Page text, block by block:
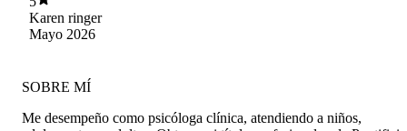
Karen ringer
Mayo 2026
SOBRE MÍ
Me desempeño como psicóloga clínica, atendiendo a niños,